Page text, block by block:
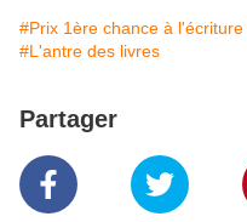
#Prix 1ère chance à l'écriture
#L'antre des livres
Partager